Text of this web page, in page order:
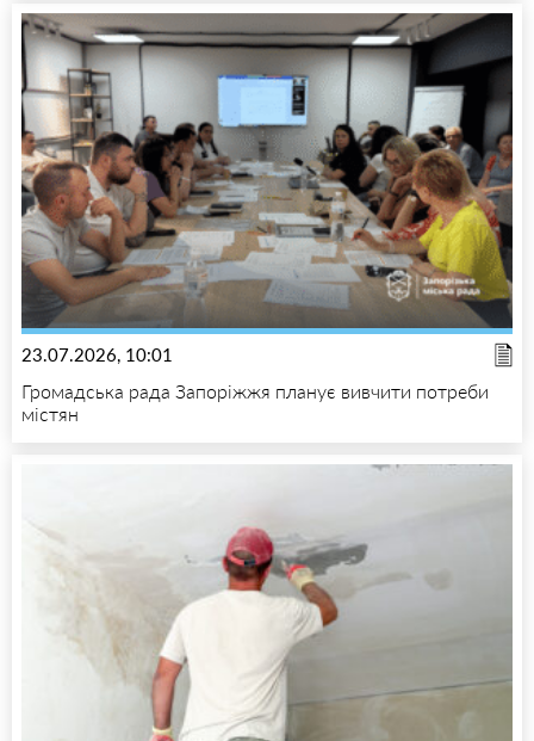
23.07.2026, 10:01
Громадська рада Запоріжжя планує вивчити потреби
містян